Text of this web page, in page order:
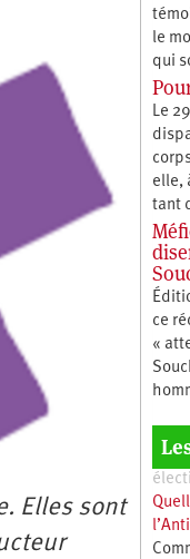
Elles sont
le
qui
Le
elle,
tant
ce
«